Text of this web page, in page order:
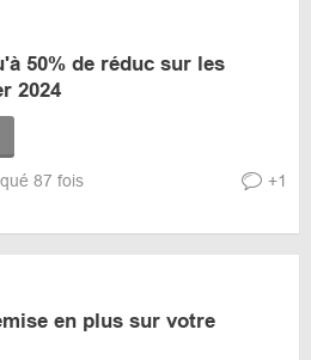
50% de réduc sur les
2024
87 fois +1
en plus sur votre